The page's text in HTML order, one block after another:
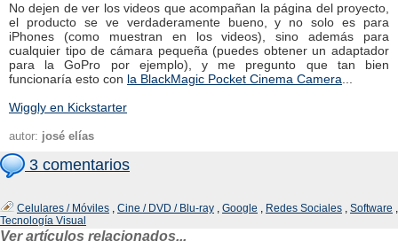
No dejen de ver los videos que acompañan la página del proyecto,
el producto se ve verdaderamente bueno, y no solo es para
iPhones (como muestran en los videos), sino además para
cualquier tipo de cámara pequeña (puedes obtener un adaptador
para la GoPro por ejemplo), y me pregunto que tan bien
funcionaría esto con la BlackMagic Pocket Cinema Camera
Wiggly en Kickstarter
autor: josé elías
3 comentarios
Celulares / Móviles , Cine / DVD / Blu-ray , Google , Redes Sociales , Software ,
Tecnología Visual
Ver artículos relacionados...